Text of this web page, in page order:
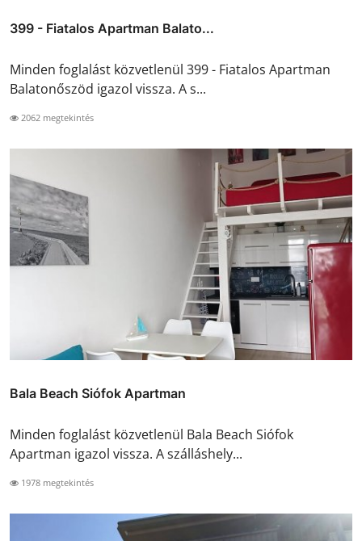
399 - Fiatalos Apartman Balato...
Minden foglalást közvetlenül 399 - Fiatalos Apartman
Balatonőszöd igazol vissza. A s...
2062 megtekintés
Bala Beach Siófok Apartman
Minden foglalást közvetlenül Bala Beach Siófok
Apartman igazol vissza. A szálláshely...
1978 megtekintés